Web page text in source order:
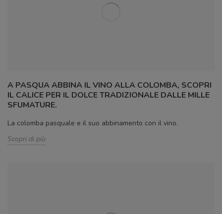
A PASQUA ABBINA IL VINO ALLA COLOMBA, SCOPRI
IL CALICE PER IL DOLCE TRADIZIONALE DALLE MILLE
SFUMATURE.
La colomba pasquale e il suo abbinamento con il vino.
Scopri di più